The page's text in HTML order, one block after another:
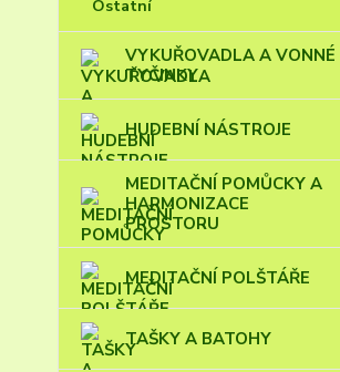
Ostatní
VYKUŘOVADLA A VONNÉ
TYČINKY
HUDEBNÍ NÁSTROJE
MEDITAČNÍ POMŮCKY A
HARMONIZACE
PROSTORU
MEDITAČNÍ POLŠTÁŘE
TAŠKY A BATOHY